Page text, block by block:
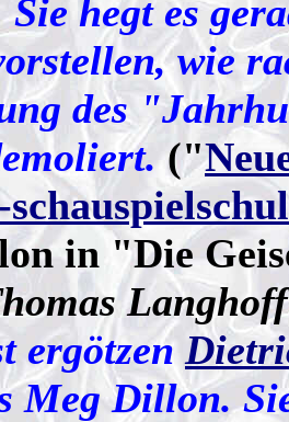
hegt es
wie
des
("
in "Die
Langhoff
ergötzen
Meg Dillon.